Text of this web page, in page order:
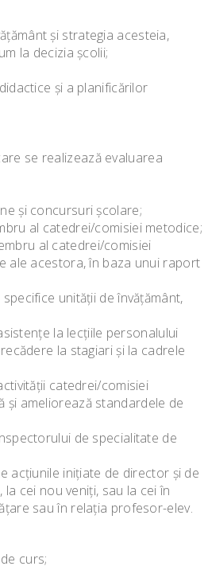
şi strategia acesteia,
la decizia şcolii;
şi a planificărilor
se realizează evaluarea
şi concursuri şcolare;
al catedrei/comisiei metodice;
al catedrei/comisiei
ale acestora, în baza unui raport
unităţii de învăţământ,
la lecţiile personalului
la stagiari şi la cadrele
catedrei/comisiei
şi ameliorează standardele de
de specialitate de
acţiunile iniţiate de director şi de
cei nou veniţi, sau la cei în
sau în relaţia profesor-elev.
curs;